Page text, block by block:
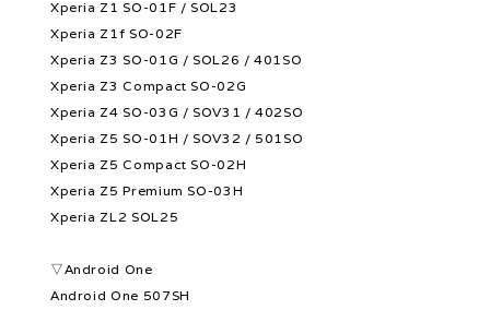
Xperia Z1 SO-01F / SOL23
Xperia Z1f SO-02F
Xperia Z3 SO-01G / SOL26 / 401SO
Xperia Z3 Compact SO-02G
Xperia Z4 SO-03G / SOV31 / 402SO
Xperia Z5 SO-01H / SOV32 / 501SO
Xperia Z5 Compact SO-02H
Xperia Z5 Premium SO-03H
Xperia ZL2 SOL25
▽Android One
Android One 507SH